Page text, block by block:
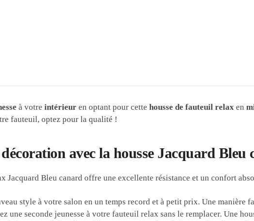
à votreintérieur en optant pour cettehousse de fauteuil relax en
fauteuil, optez pour la qualité !
avec la housse Jacquard
Jacquard Bleu canard offre une excellente résistance et un confort
style à votre salon en un temps record et à petit prix. Une manière
une seconde jeunesse à votre fauteuil relax sans le remplacer. Une